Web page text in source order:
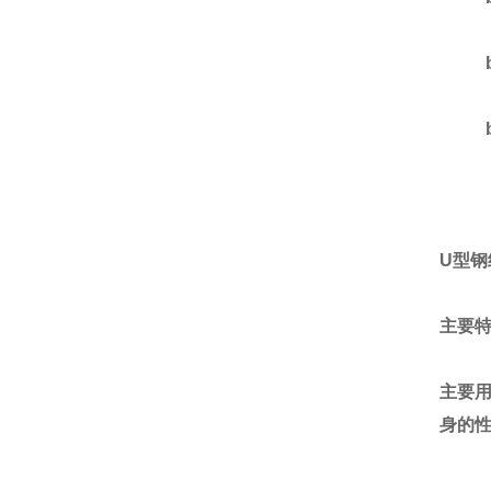
U型
主要
主要
身的